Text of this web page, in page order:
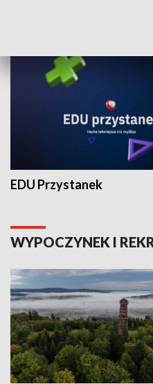
EDU Przystanek
WYPOCZYNEK I